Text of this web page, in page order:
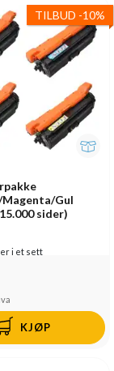
TILBUD -10%
Gul
sider)
i et sett
KJØP